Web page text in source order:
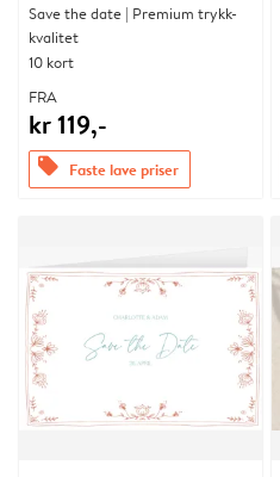
Save the date | Premium trykk-
kvalitet
10 kort
FRA
kr 119,-
offers Faste lave priser